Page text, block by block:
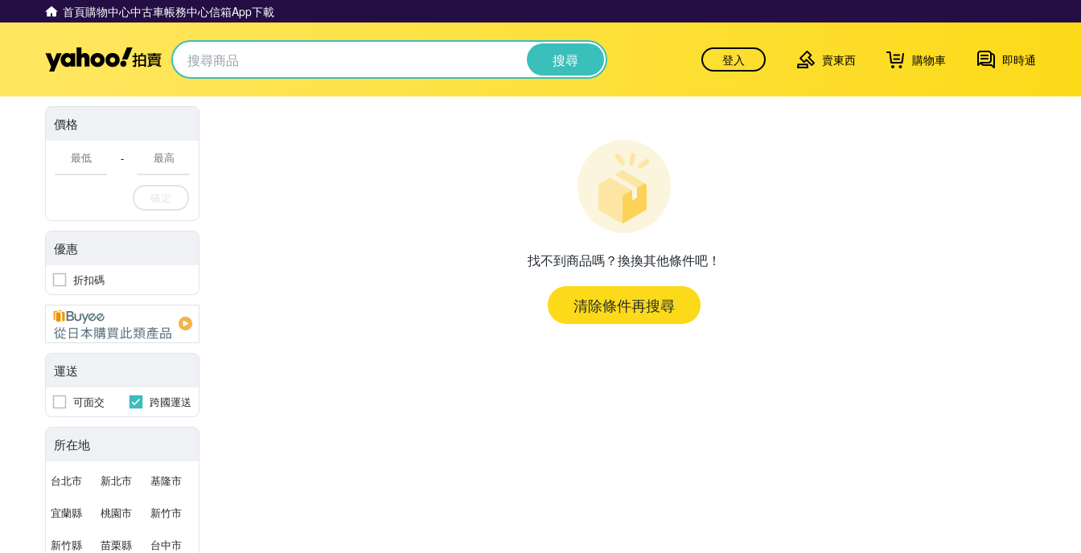
首頁購物中心中古車帳務中心信箱App下載
Yahoo拍賣 搜尋 登入 賣東西 購物車 即時通
價格
-
確定
優惠
折扣碼
運送
可面交 跨國運送
所在地
台北市 新北市 基隆市
宜蘭縣 桃園市 新竹市
新竹縣 苗栗縣 台中市
找不到商品嗎？換換其他條件吧！
清除條件再搜尋